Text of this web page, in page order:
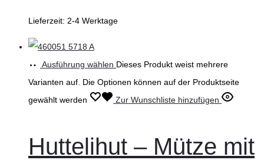
Lieferzeit: 2-4 Werktage
Ausführung wählen Dieses Produkt weist mehrere
Varianten auf. Die Optionen können auf der Produktseite
gewählt werden
Zur Wunschliste hinzufügen
Huttelihut – Mütze mit